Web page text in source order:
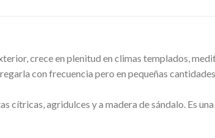
crece en plenitud en climas templados,
con frecuencia pero en pequeñas
cítricas, agridulces y a madera de sándalo. Es